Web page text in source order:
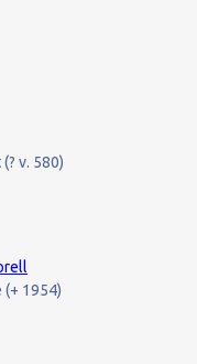
v. 580)
1954)